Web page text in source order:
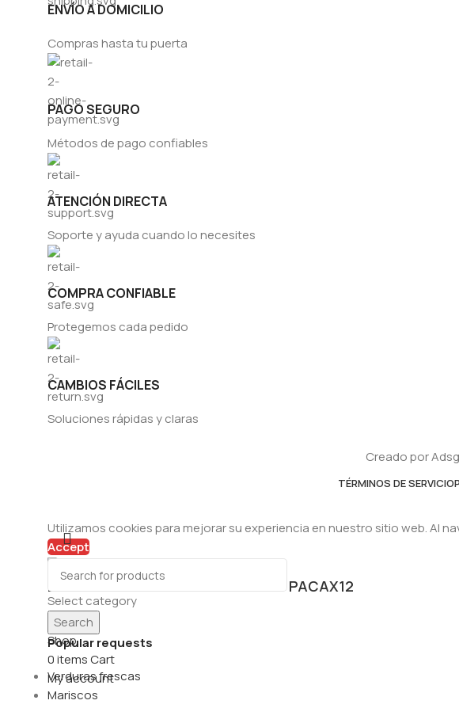
ENVÍO A DOMICILIO
Compras hasta tu puerta
PAGO SEGURO
Métodos de pago confiables
ATENCIÓN DIRECTA
Soporte y ayuda cuando lo necesites
COMPRA CONFIABLE
Protegemos cada pedido
CAMBIOS FÁCILES
Soluciones rápidas y claras
Creado por
TÉRMINOS DE SERVICIO
Select category
Search
Popular requests
Verduras frescas
Mariscos
Utilizamos cookies para mejorar su experiencia en nuestro sitio web. Al
Accept
DETERGENTE SURTIDA 840G / UN / PACAX12
Home
Shop
0itemsCart
My account